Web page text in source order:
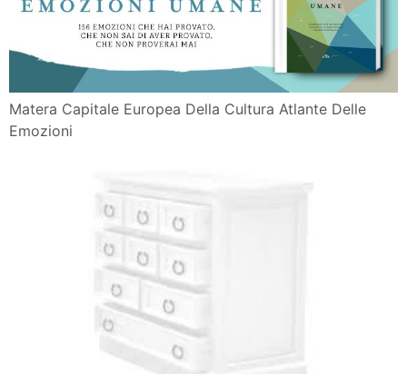
Matera Capitale Europea Della Cultura Atlante Delle
Emozioni